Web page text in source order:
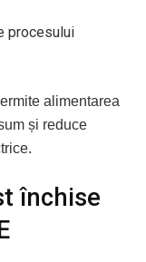
procesului
alimentarea
și reduce
închise